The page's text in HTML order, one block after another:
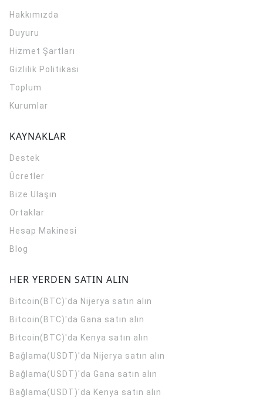
Hakkımızda
Duyuru
Hizmet Şartları
Gizlilik Politikası
Toplum
Kurumlar
KAYNAKLAR
Destek
Ücretler
Bize Ulaşın
Ortaklar
Hesap Makinesi
Blog
HER YERDEN SATIN ALIN
Bitcoin(BTC)'da Nijerya satın alın
Bitcoin(BTC)'da Gana satın alın
Bitcoin(BTC)'da Kenya satın alın
Bağlama(USDT)'da Nijerya satın alın
Bağlama(USDT)'da Gana satın alın
Bağlama(USDT)'da Kenya satın alın